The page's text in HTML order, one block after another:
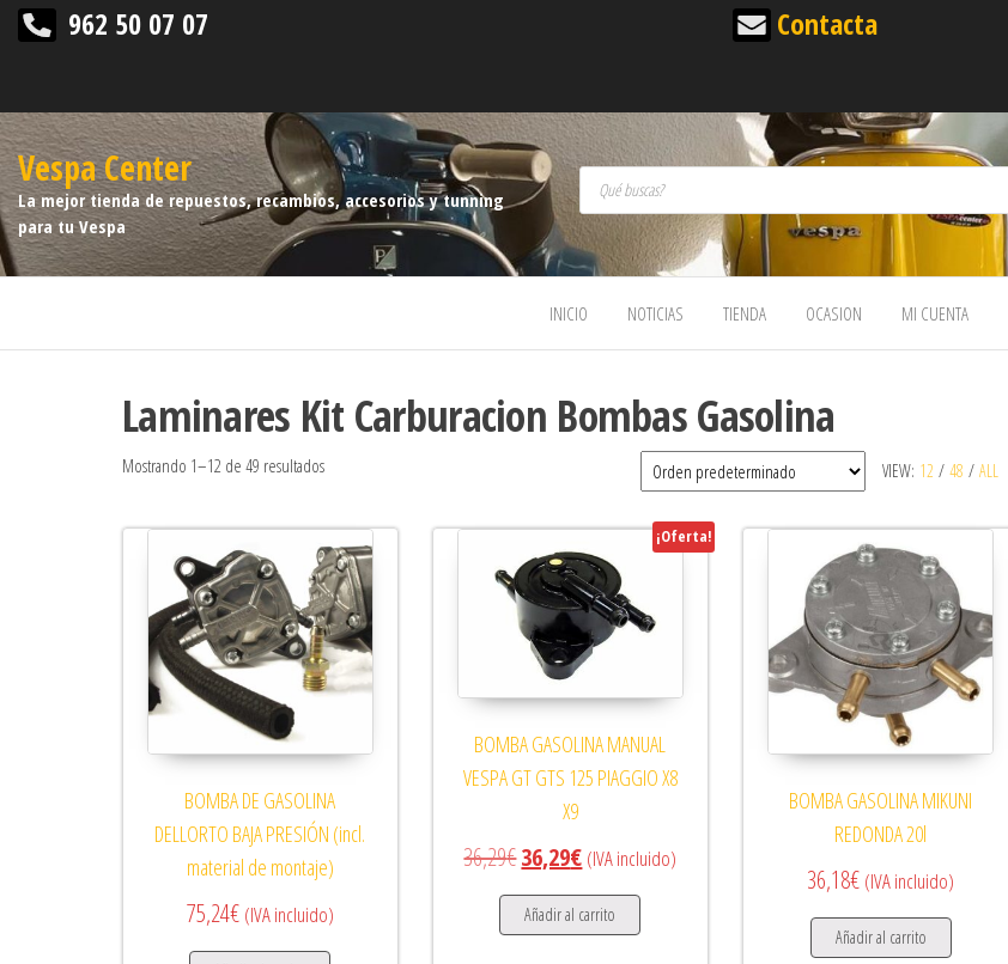
962 50 07 07 Contacta
Vespa Center
La mejor tienda de repuestos, recambios, accesorios y tunning
para tu Vespa
Búsqueda de productos
INICIO NOTICIAS TIENDA OCASION MI CUENTA
Laminares Kit Carburacion Bombas Gasolina
VIEW: 12 / 48 / ALL
Mostrando 1–12 de 49 resultados
BOMBA DE GASOLINA
DELLORTO BAJA PRESIÓN (incl.
material de montaje)
75,24€ (IVA incluido)
¡Oferta!
BOMBA GASOLINA MANUAL
VESPA GT GTS 125 PIAGGIO X8
X9
36,29€El precio original era: 36,29€.
36,29€El precio actual es: 36,29€.
(IVA incluido)
Añadir al carrito
BOMBA GASOLINA MIKUNI
REDONDA 20l
36,18€ (IVA incluido)
Añadir al carrito